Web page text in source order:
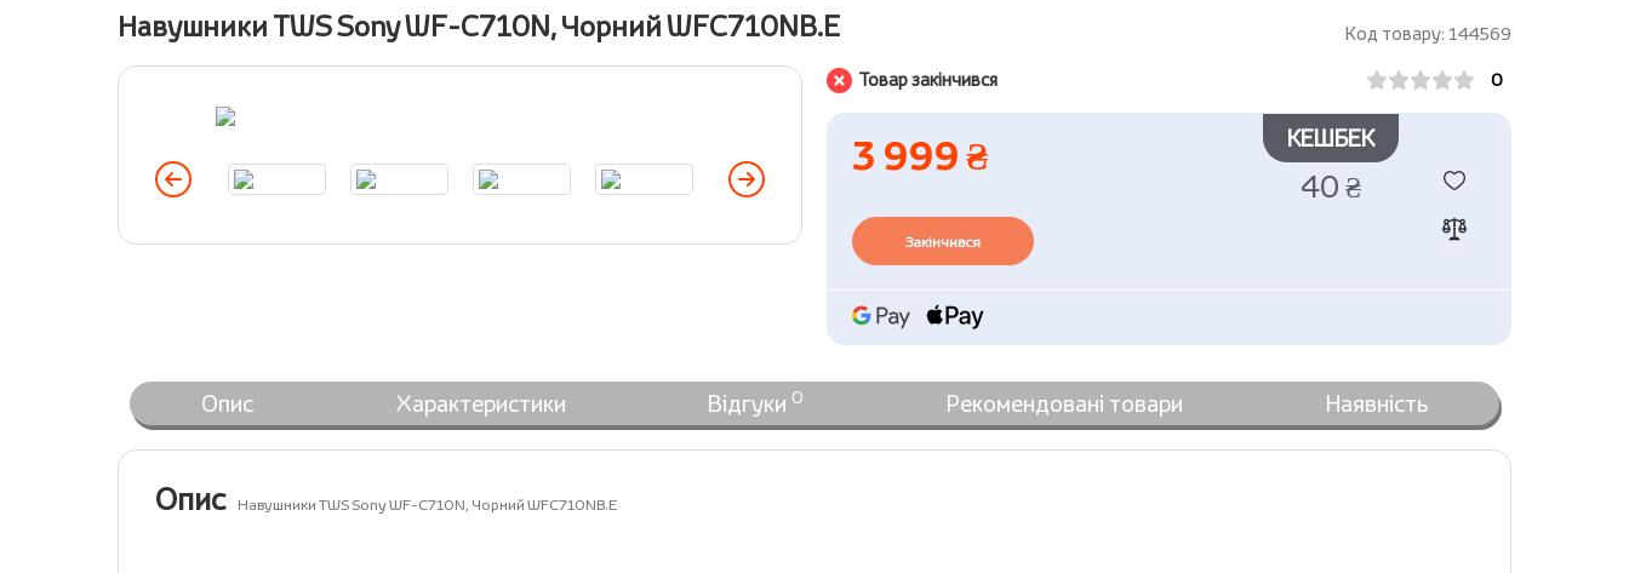
Код товару: 144569
Навушники TWS Sony WF-C710N, Чорний WFC710NB.E
Товар закінчився 0
3 999 ₴ КЕШБЕК
40 ₴
Закінчився
Опис Характеристики Відгуки 0 Рекомендовані товари Наявність
Опис Навушники TWS Sony WF-C710N, Чорний WFC710NB.E